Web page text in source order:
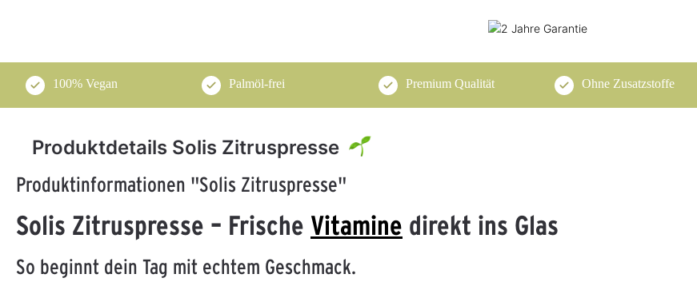
100% Vegan Palmöl-frei Premium Qualität Ohne Zusatzstoffe
Produktdetails Solis Zitruspresse
Produktinformationen "Solis Zitruspresse"
Solis Zitruspresse – Frische Vitamine direkt ins Glas
So beginnt dein Tag mit echtem Geschmack.